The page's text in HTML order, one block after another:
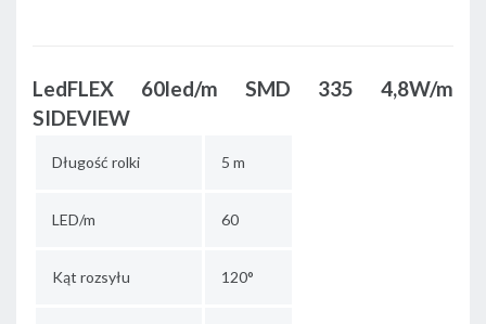
LedFLEX 60led/m SMD 335 4,8W/m
SIDEVIEW
Długość rolki 5 m
LED/m 60
Kąt rozsyłu 120°